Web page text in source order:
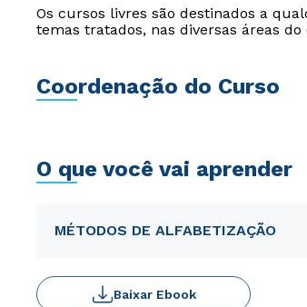
Os cursos livres são destinados a
temas tratados, nas diversas áreas
Coordenação do Curso
O que você vai aprender
MÉTODOS DE ALFABETIZAÇÃO
Baixar Ebook